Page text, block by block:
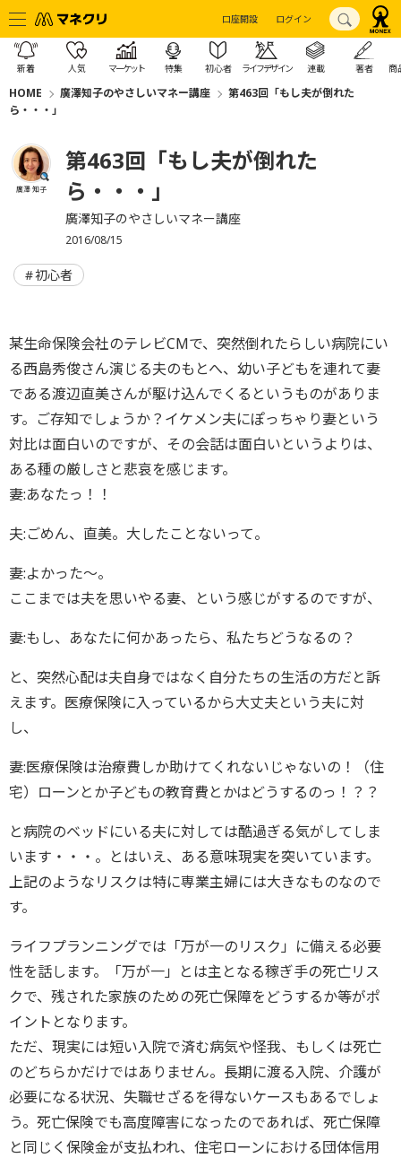
口座開設 ログイン
新着 人気 マーケット 特集 初心者 ライフデザイン 連載 著者 商
HOME 廣澤知子のやさしいマネー講座
第463回「もし夫が倒れた
ら・・・」
廣澤 知子
第463回「もし夫が倒れた
ら・・・」
廣澤知子のやさしいマネー講座
2016/08/15
初心者
某生命保険会社のテレビCMで、突然倒れたらしい病院にい
る西島秀俊さん演じる夫のもとへ、幼い子どもを連れて妻
である渡辺直美さんが駆け込んでくるというものがありま
す。ご存知でしょうか？イケメン夫にぽっちゃり妻という
対比は面白いのですが、その会話は面白いというよりは、
ある種の厳しさと悲哀を感じます。
妻:あなたっ！！
夫:ごめん、直美。大したことないって。
妻:よかった～。
ここまでは夫を思いやる妻、という感じがするのですが、
妻:もし、あなたに何かあったら、私たちどうなるの？
と、突然心配は夫自身ではなく自分たちの生活の方だと訴
えます。医療保険に入っているから大丈夫という夫に対
し、
妻:医療保険は治療費しか助けてくれないじゃないの！（住
宅）ローンとか子どもの教育費とかはどうするのっ！？？
と病院のベッドにいる夫に対しては酷過ぎる気がしてしま
います・・・。とはいえ、ある意味現実を突いています。
上記のようなリスクは特に専業主婦には大きなものなので
す。
ライフプランニングでは「万が一のリスク」に備える必要
性を話します。「万が一」とは主となる稼ぎ手の死亡リス
クで、残された家族のための死亡保障をどうするか等がポ
イントとなります。
ただ、現実には短い入院で済む病気や怪我、もしくは死亡
のどちらかだけではありません。長期に渡る入院、介護が
必要になる状況、失職せざるを得ないケースもあるでしょ
う。死亡保険でも高度障害になったのであれば、死亡保障
と同じく保険金が支払われ、住宅ローンにおける団体信用